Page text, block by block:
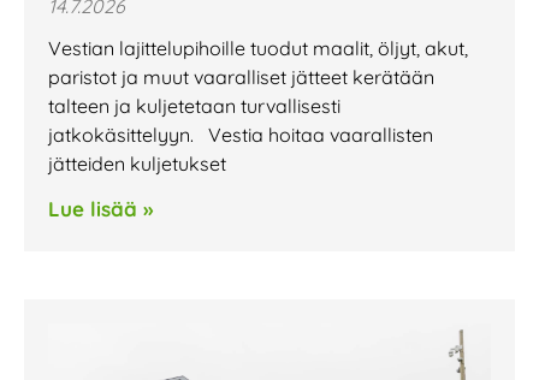
14.7.2026
Vestian lajittelupihoille tuodut maalit, öljyt, akut,
paristot ja muut vaaralliset jätteet kerätään
talteen ja kuljetetaan turvallisesti
jatkokäsittelyyn. Vestia hoitaa vaarallisten
jätteiden kuljetukset
Lue lisää »